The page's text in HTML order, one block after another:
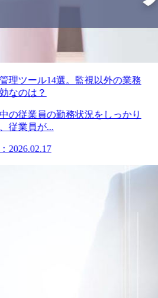
理ツール14選。監視以外の業務
なのは？
の従業員の勤務状況をしっかり
従業員が...
2026.02.17